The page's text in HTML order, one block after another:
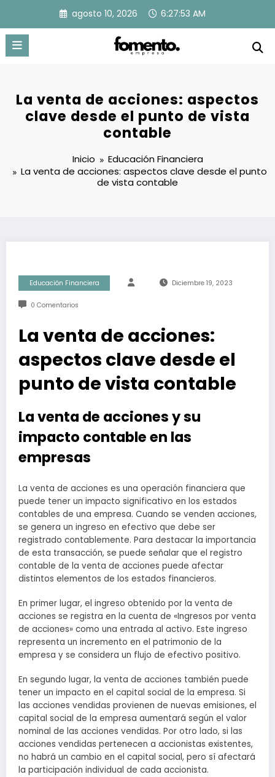
contenido
agosto 10, 2026 6:27:53 AM
La venta de acciones: aspectos
clave desde el punto de vista
contable
Inicio
Educación Financiera
La venta de acciones: aspectos clave desde el punto
de vista contable
Educación Financiera Diciembre 19, 2023
0 Comentarios
La venta de acciones:
aspectos clave desde el
punto de vista contable
La venta de acciones y su
impacto contable en las
empresas
La venta de acciones es una operación financiera que
puede tener un impacto significativo en los estados
contables de una empresa. Cuando se venden acciones,
se genera un ingreso en efectivo que debe ser
registrado contablemente. Para destacar la importancia
de esta transacción, se puede señalar que el registro
contable de la venta de acciones puede afectar
distintos elementos de los estados financieros.
En primer lugar, el ingreso obtenido por la venta de
acciones se registra en la cuenta de «Ingresos por venta
de acciones» como una entrada al activo. Este ingreso
representa un incremento en el patrimonio de la
empresa y se considera un flujo de efectivo positivo.
En segundo lugar, la venta de acciones también puede
tener un impacto en el capital social de la empresa. Si
las acciones vendidas provienen de nuevas emisiones, el
capital social de la empresa aumentará según el valor
nominal de las acciones vendidas. Por otro lado, si las
acciones vendidas pertenecen a accionistas existentes,
no habrá un cambio en el capital social, pero sí afectará
la participación individual de cada accionista.